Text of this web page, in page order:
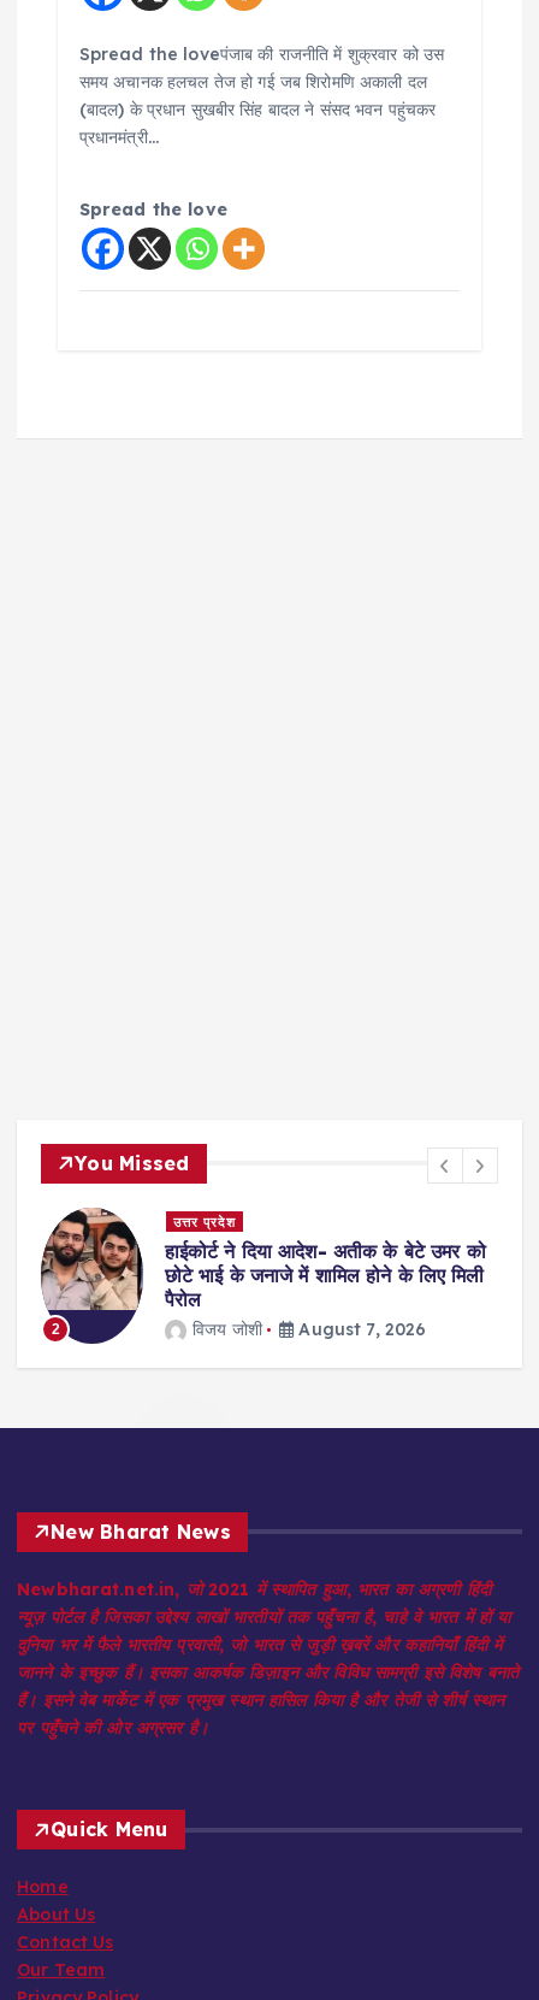
Spread the loveपंजाब की राजनीति में शुक्रवार को उस
समय अचानक हलचल तेज हो गई जब शिरोमणि अकाली दल
(बादल) के प्रधान सुखबीर सिंह बादल ने संसद भवन पहुंचकर
प्रधानमंत्री…
Spread the love
You Missed
दिल्ली
सुप्रीमकोर्ट: 4 साल की दुष्कर्म पीड़िता का
इलाज करने से किया था इनकार, अब अस्पताल
भरेंगे 12 लाख जुर्माना
jagmohan kholiya
New Bharat News
Newbharat.net.in, जो 2021 में स्थापित हुआ, भारत का अग्रणी हिंदी
न्यूज़ पोर्टल है जिसका उद्देश्य लाखों भारतीयों तक पहुँचना है, चाहे वे भारत में हों या
दुनिया भर में फैले भारतीय प्रवासी, जो भारत से जुड़ी ख़बरें और कहानियाँ हिंदी में
जानने के इच्छुक हैं। इसका आकर्षक डिज़ाइन और विविध सामग्री इसे विशेष बनाते
हैं। इसने वेब मार्केट में एक प्रमुख स्थान हासिल किया है और तेजी से शीर्ष स्थान
Quick Menu
Home
About Us
Contact Us